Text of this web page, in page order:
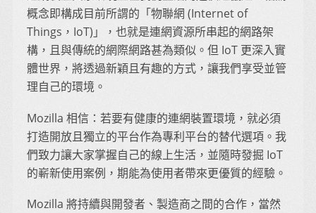
概念即構成目前所謂的「物聯網 (Internet of
Things，IoT)」，也就是連網資源所串起的網路架
構，且與傳統的網際網路甚為類似。但 IoT 更深入實
體世界，將透過新穎且有趣的方式，讓我們享受並管
理自己的環境。
Mozilla 相信：若要有健康的連網裝置環境，就必須
打造開放且獨立的平台作為專利平台的替代選項。我
們致力讓大家掌握自己的線上生活，並隨時發掘 IoT
的嶄新使用案例，期能為使用者帶來更優質的經驗。
Mozilla 將持續與開發者、製造商之間的合作，當然